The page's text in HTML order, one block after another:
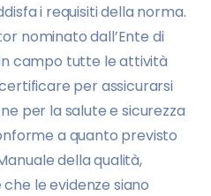
i requisiti della norma.
nominato dall’Ente di
campo tutte le attività
per assicurarsi
per la salute e sicurezza
a quanto previsto
della qualità,
le evidenze siano